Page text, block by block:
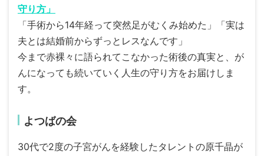
守り方」
「手術から14年経って突然足がむくみ始めた」「実は
夫とは結婚前からずっとレスなんです」
今まで赤裸々に語られてこなかった術後の真実と、が
んになっても続いていく人生の守り方をお届けしま
す。
よつばの会
30代で2度の子宮がんを経験したタレントの原千晶が